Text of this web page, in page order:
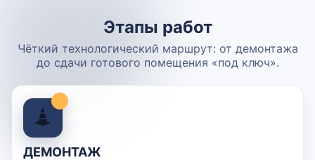
Этапы работ
Чёткий технологический маршрут: от демонтажа
до сдачи готового помещения «под ключ».
ДЕМОНТАЖ